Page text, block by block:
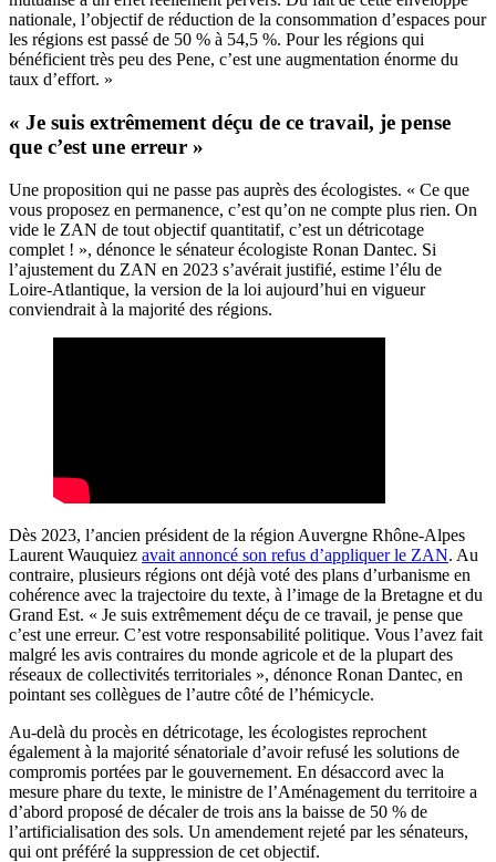
nationale, l’objectif de réduction de la consommation d’espaces pour
les régions est passé de 50 % à 54,5 %. Pour les régions qui
bénéficient très peu des Pene, c’est une augmentation énorme du
taux d’effort. »
« Je suis extrêmement déçu de ce travail, je pense
que c’est une erreur »
Une proposition qui ne passe pas auprès des écologistes. « Ce que
vous proposez en permanence, c’est qu’on ne compte plus rien. On
vide le ZAN de tout objectif quantitatif, c’est un détricotage
complet ! », dénonce le sénateur écologiste Ronan Dantec. Si
l’ajustement du ZAN en 2023 s’avérait justifié, estime l’élu de
Loire-Atlantique, la version de la loi aujourd’hui en vigueur
conviendrait à la majorité des régions.
Dès 2023, l’ancien président de la région Auvergne Rhône-Alpes
Laurent Wauquiez avait annoncé son refus d’appliquer le ZAN. Au
contraire, plusieurs régions ont déjà voté des plans d’urbanisme en
cohérence avec la trajectoire du texte, à l’image de la Bretagne et du
Grand Est. « Je suis extrêmement déçu de ce travail, je pense que
c’est une erreur. C’est votre responsabilité politique. Vous l’avez fait
malgré les avis contraires du monde agricole et de la plupart des
réseaux de collectivités territoriales », dénonce Ronan Dantec, en
pointant ses collègues de l’autre côté de l’hémicycle.
Au-delà du procès en détricotage, les écologistes reprochent
également à la majorité sénatoriale d’avoir refusé les solutions de
compromis portées par le gouvernement. En désaccord avec la
mesure phare du texte, le ministre de l’Aménagement du territoire a
d’abord proposé de décaler de trois ans la baisse de 50 % de
l’artificialisation des sols. Un amendement rejeté par les sénateurs,
qui ont préféré la suppression de cet objectif.